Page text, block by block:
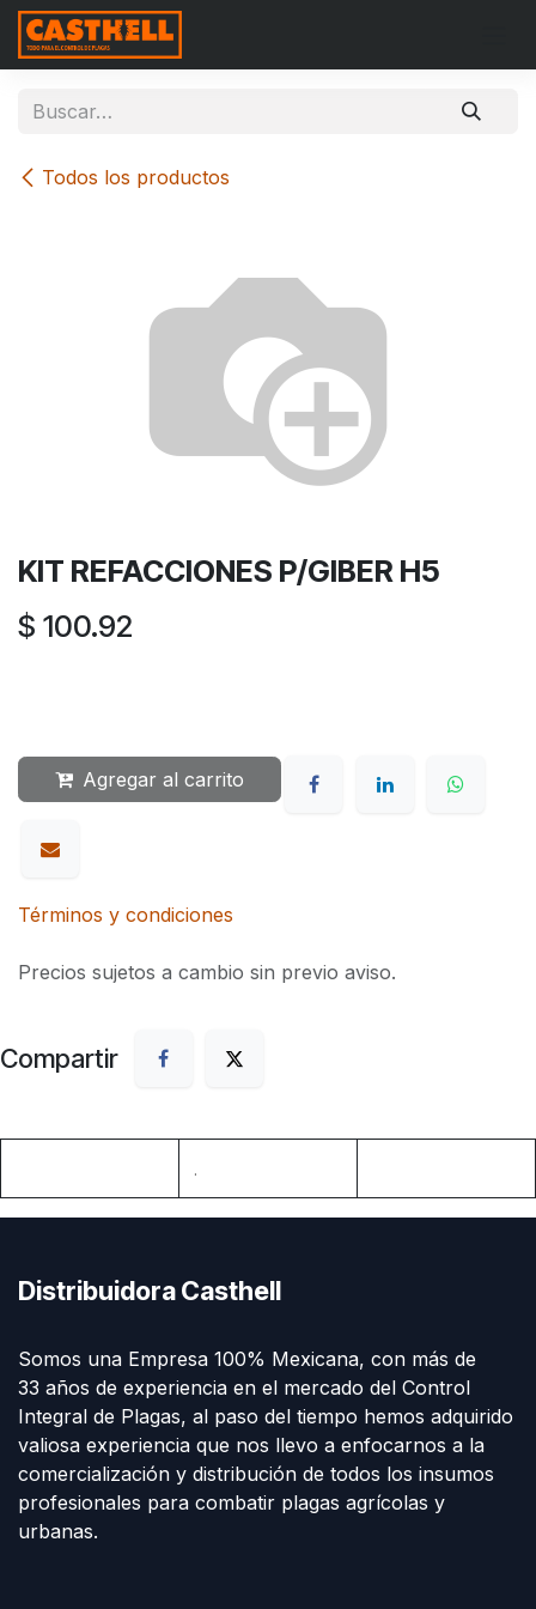
Ir al contenido
Todos los productos
KIT REFACCIONES P/GIBER H5
$ 100.92
Agregar al carrito
Términos y condiciones
Precios sujetos a cambio sin previo aviso.
Compartir
.
Distribuidora Casthell
Somos una Empresa 100% Mexicana, con más de
33 años de experiencia en el mercado del Control
Integral de Plagas, al paso del tiempo hemos adquirido
valiosa experiencia que nos llevo a enfocarnos a la
comercialización y distribución de todos los insumos
profesionales para combatir plagas agrícolas y
urbanas.